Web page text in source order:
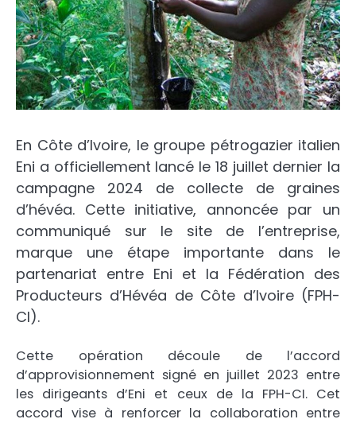
En Côte d’Ivoire, le groupe pétrogazier italien
Eni a officiellement lancé le 18 juillet dernier la
campagne 2024 de collecte de graines
d’hévéa. Cette initiative, annoncée par un
communiqué sur le site de l’entreprise,
marque une étape importante dans le
partenariat entre Eni et la Fédération des
Producteurs d’Hévéa de Côte d’Ivoire (FPH-
CI).
Cette opération découle de l’accord
d’approvisionnement signé en juillet 2023 entre
les dirigeants d’Eni et ceux de la FPH-CI. Cet
accord vise à renforcer la collaboration entre